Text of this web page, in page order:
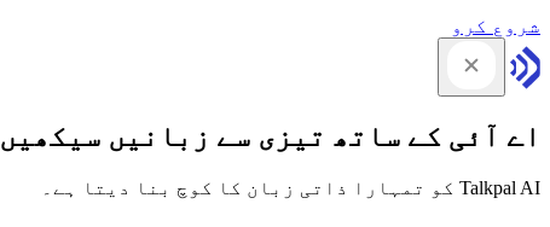
شروع کرو
اے آئی کے ساتھ تیزی سے زبانیں سیکھیں
Talkpal AI کو تمہارا ذاتی زبان کا کوچ بنا دیتا ہے۔